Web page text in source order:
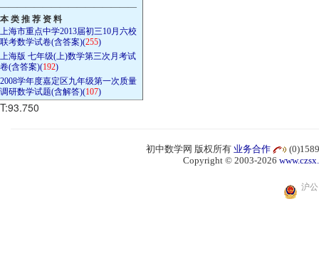
————————————————
本 类 推 荐 资 料
上海市重点中学2013届初三10月六校
联考数学试卷(含答案)(255)
上海版 七年级(上)数学第三次月考试
卷(含答案)(192)
2008学年度嘉定区九年级第一次质量
调研数学试题(含解答)(107)
T:93.750
初中数学网 版权所有 业务合作
Copyright © 2003-2026
沪公